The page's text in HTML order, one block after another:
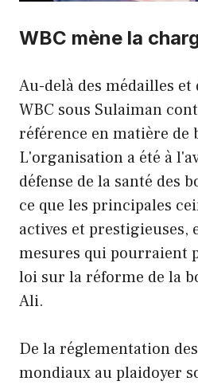
WBC mène la
Au-delà des médailles et
WBC sous Sulaiman
référence en matière de
L'organisation a été à
défense de la santé des
ce que les principales
actives et prestigieuses,
mesures qui pourraient
loi sur la réforme de la
Ali.
De la réglementation
mondiaux au plaidoyer